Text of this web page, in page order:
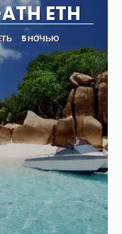
ETH
5 НОЧЬЮ